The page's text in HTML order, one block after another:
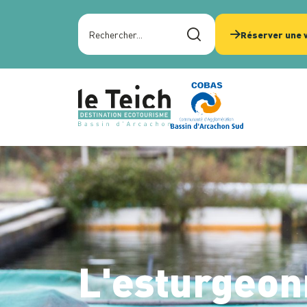
Rechercher sur le site
Réserver une